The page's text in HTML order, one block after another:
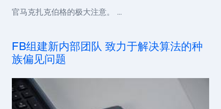
官马克扎克伯格的极大注意。 …
FB组建新内部团队 致力于解决算法的种
族偏见问题